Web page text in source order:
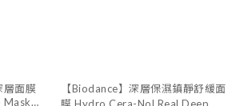
層面膜
Mask
【Biodance】深層保濕鎮靜舒緩面